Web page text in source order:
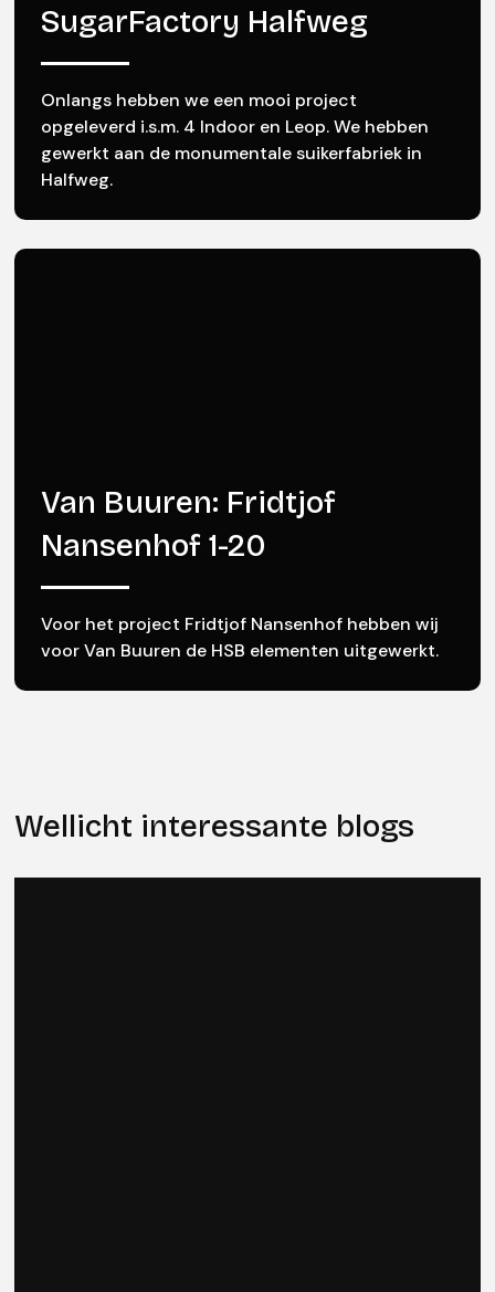
SugarFactory Halfweg
Onlangs hebben we een mooi project
opgeleverd i.s.m. 4 Indoor en Leop. We hebben
gewerkt aan de monumentale suikerfabriek in
Halfweg.
Van Buuren: Fridtjof
Nansenhof 1-20
Voor het project Fridtjof Nansenhof hebben wij
voor Van Buuren de HSB elementen uitgewerkt.
Wellicht interessante blogs